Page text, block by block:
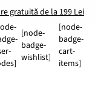
gratuită de la 199 Lei
[node-
badge-
wishlist]
[node-
badge-
cart-
items]